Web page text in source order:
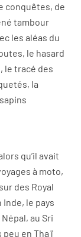
conquêtes, de
tambour
les aléas du
le hasard
le tracé des
la
qu’il avait
à moto,
des Royal
Inde, le pays
au Sri
en Tha ï